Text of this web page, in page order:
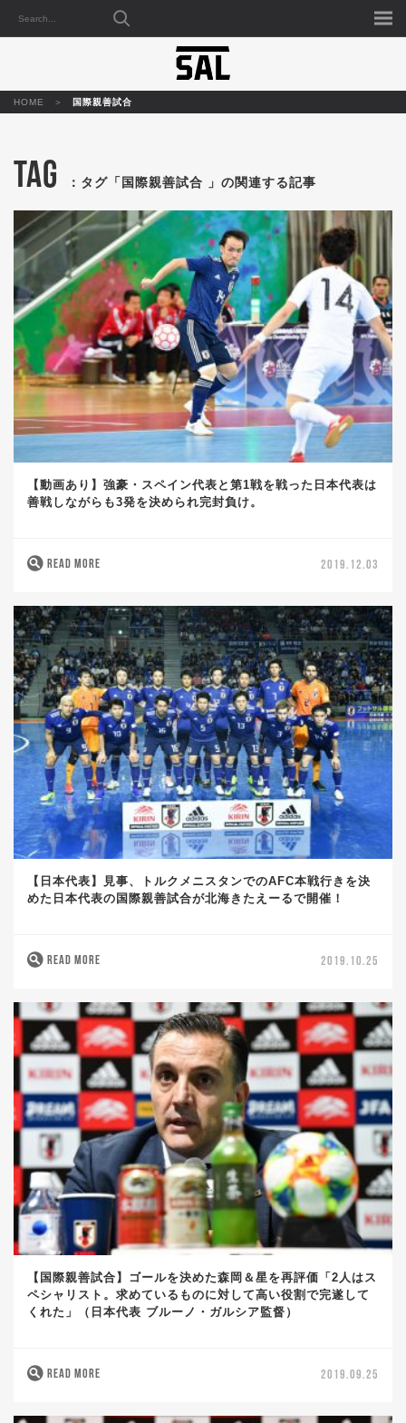
HOME 国際親善試合
TAG ：タグ「国際親善試合 」の関連する記事
【動画あり】強豪・スペイン代表と第1戦を戦った日本代表は
善戦しながらも3発を決められ完封負け。
READ MORE 2019.12.03
【日本代表】見事、トルクメニスタンでのAFC本戦行きを決
めた日本代表の国際親善試合が北海きたえーるで開催！
READ MORE 2019.10.25
【国際親善試合】ゴールを決めた森岡＆星を再評価「2人はス
ペシャリスト。求めているものに対して高い役割で完遂して
くれた」（日本代表 ブルーノ・ガルシア監督）
READ MORE 2019.09.25